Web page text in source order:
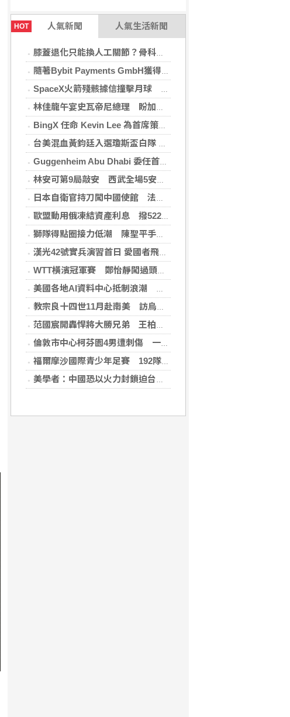
HOT 人氣新聞 人氣生活新聞
膝蓋退化只能換人工關節？骨科醫師解析「退化性關節炎」治療評估
隨著Bybit Payments GmbH獲得電子貨幣機構牌照，Bybit.eu進一步拓展其在歐洲的業務布局
SpaceX火箭殘骸據信撞擊月球 無即時畫面暫難確認
林佳龍午宴史瓦帝尼總理 盼加強各領域雙邊合作
BingX 任命 Kevin Lee 為首席策略長，加速推進多資產、以用戶為核心的發展願景
台美混血黃鈞廷入選瓊斯盃白隊 榮幸披台灣戰袍
Guggenheim Abu Dhabi 委任首任館長
林安可第9局敲安 西武全場5安遭羅德完封
日本自衛官持刀闖中國使館 法庭上稱促中國改變外交
歐盟動用俄凍結資產利息 撥522億元援助烏克蘭
獅隊得點圈接力低潮 陳聖平手感冷到結霜
漢光42號實兵演習首日 愛國者飛彈車高雄罕見現蹤
WTT橫濱冠軍賽 鄭怡靜闖過頭關晉女單16強
美國各地AI資料中心抵制浪潮 川普指控北京煽動
教宗良十四世11月赴南美 訪烏拉圭、阿根廷和秘魯
范國宸開轟悍將大勝兄弟 王柏融再見安雄鷹擒猿
倫敦市中心柯芬園4男遭刺傷 一女涉持械攻擊被捕
福爾摩沙國際青少年足賽 192隊參賽規模創新高
美學者：中國恐以火力封鎖迫台屈服 降低國際介入可能